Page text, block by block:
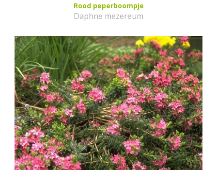
Rood peperboompje
Daphne mezereum